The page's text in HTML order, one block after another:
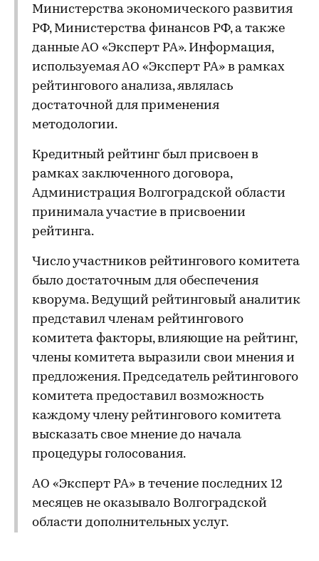
Министерства экономического развития
РФ, Министерства финансов РФ, а также
данные АО «Эксперт РА». Информация,
используемая АО «Эксперт РА» в рамках
рейтингового анализа, являлась
достаточной для применения
методологии.
Кредитный рейтинг был присвоен в
рамках заключенного договора,
Администрация Волгоградской области
принимала участие в присвоении
рейтинга.
Число участников рейтингового комитета
было достаточным для обеспечения
кворума. Ведущий рейтинговый аналитик
представил членам рейтингового
комитета факторы, влияющие на рейтинг,
члены комитета выразили свои мнения и
предложения. Председатель рейтингового
комитета предоставил возможность
каждому члену рейтингового комитета
высказать свое мнение до начала
процедуры голосования.
АО «Эксперт РА» в течение последних 12
месяцев не оказывало Волгоградской
области дополнительных услуг.